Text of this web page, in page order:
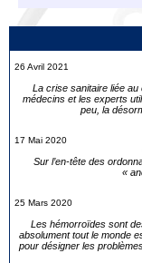
26 Avril 2021
La crise sanitaire liée
médecins et les experts
peu, la
17 Mai 2020
Sur l’en-tête des
«
25 Mars 2020
Les hémorroïdes sont
absolument tout le monde
pour désigner les